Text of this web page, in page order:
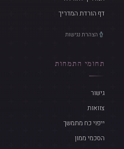
דף הורדת המדריך
הצהרת נגישות
תחומי התמחות
גישור
צוואות
ייפוי כח מתמשך
הסכמי ממון